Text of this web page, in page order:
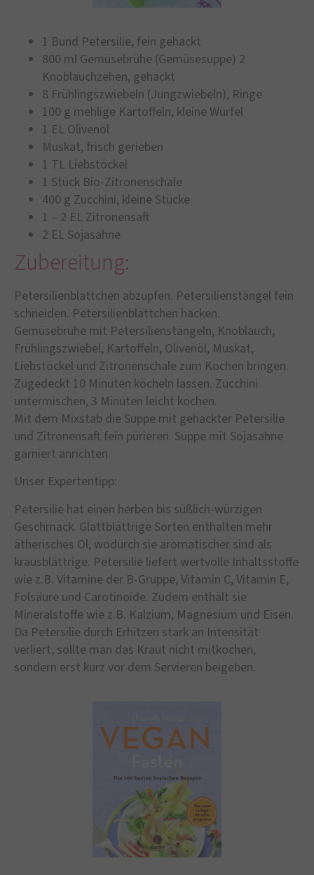
1 Bund Petersilie, fein gehackt
800 ml Gemüsebrühe (Gemüsesuppe) 2
Knoblauchzehen, gehackt
8 Frühlingszwiebeln (Jungzwiebeln), Ringe
100 g mehlige Kartoffeln, kleine Würfel
1 EL Olivenöl
Muskat, frisch gerieben
1 TL Liebstöckel
1 Stück Bio-Zitronenschale
400 g Zucchini, kleine Stücke
1 – 2 EL Zitronensaft
2 EL Sojasahne
Zubereitung:
Petersilienblättchen abzupfen. Petersilienstängel fein
schneiden. Petersilienblättchen hacken.
Gemüsebrühe mit Petersilienstängeln, Knoblauch,
Frühlingszwiebel, Kartoffeln, Olivenöl, Muskat,
Liebstöckel und Zitronenschale zum Kochen bringen.
Zugedeckt 10 Minuten köcheln lassen. Zucchini
untermischen, 3 Minuten leicht kochen.
Mit dem Mixstab die Suppe mit gehackter Petersilie
und Zitronensaft fein pürieren. Suppe mit Sojasahne
garniert anrichten.
Unser Expertentipp:
Petersilie hat einen herben bis süßlich-würzigen
Geschmack. Glattblättrige Sorten enthalten mehr
ätherisches Öl, wodurch sie aromatischer sind als
krausblättrige. Petersilie liefert wertvolle Inhaltsstoffe
wie z.B. Vitamine der B-Gruppe, Vitamin C, Vitamin E,
Folsäure und Carotinoide. Zudem enthält sie
Mineralstoffe wie z.B. Kalzium, Magnesium und Eisen.
Da Petersilie durch Erhitzen stark an Intensität
verliert, sollte man das Kraut nicht mitkochen,
sondern erst kurz vor dem Servieren beigeben.